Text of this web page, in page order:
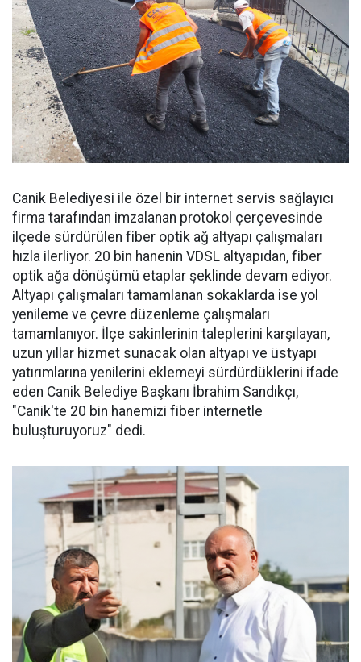
Canik Belediyesi ile özel bir internet servis sağlayıcı
firma tarafından imzalanan protokol çerçevesinde
ilçede sürdürülen fiber optik ağ altyapı çalışmaları
hızla ilerliyor. 20 bin hanenin VDSL altyapıdan, fiber
optik ağa dönüşümü etaplar şeklinde devam ediyor.
Altyapı çalışmaları tamamlanan sokaklarda ise yol
yenileme ve çevre düzenleme çalışmaları
tamamlanıyor. İlçe sakinlerinin taleplerini karşılayan,
uzun yıllar hizmet sunacak olan altyapı ve üstyapı
yatırımlarına yenilerini eklemeyi sürdürdüklerini ifade
eden Canik Belediye Başkanı İbrahim Sandıkçı,
"Canik'te 20 bin hanemizi fiber internetle
buluşturuyoruz" dedi.